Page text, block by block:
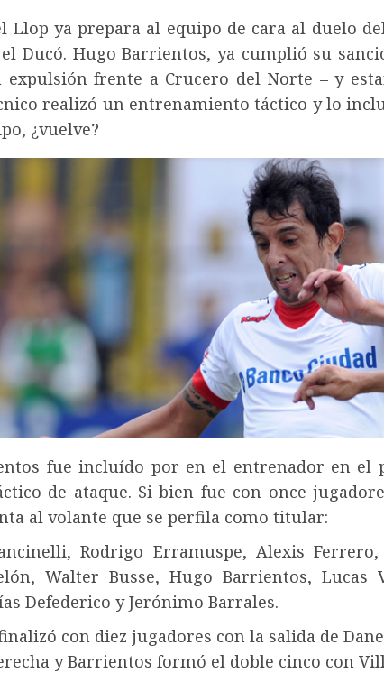
Llop ya prepara al equipo de cara al duelo
Ducó. Hugo Barrientos, ya cumplió su
expulsión frente a Crucero del Norte – y
realizó un entrenamiento táctico y lo
¿vuelve?
fue incluído por en el entrenador en el
de ataque. Si bien fue con once
al volante que se perfila como titular:
Rodrigo Erramuspe, Alexis
Walter Busse, Hugo Barrientos, Lucas
Defederico y Jerónimo Barrales.
con diez jugadores con la salida de
y Barrientos formó el doble cinco con